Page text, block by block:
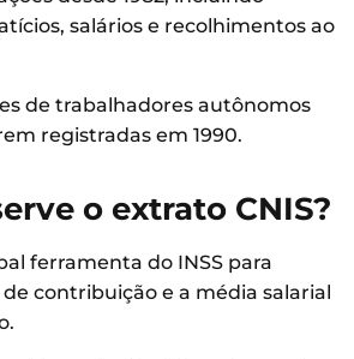
salários e recolhimentos ao
de trabalhadores autônomos
registradas em 1990.
o extrato CNIS?
ferramenta do INSS para
contribuição e a média salarial